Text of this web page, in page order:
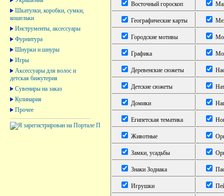
Шкатулки, коробки, сумки,
кошельки
Инструменты, аксессуары
Фурнитура
Шнурки и шнуры
Игры
Аксессуары для волос и
детская бижутерия
Сувениры на заказ
Кулинария
Прочее
Восточный гороскоп
Географические карты
Городские мотивы
Графика
Деревенские сюжеты
Детские сюжеты
Домики
Египетская тематика
Животные
Замки, усадьбы
Знаки Зодиака
Игрушки